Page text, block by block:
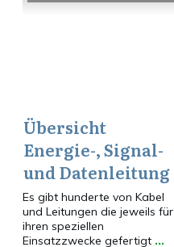
Übersicht
Energie-, Signal-
und Datenleitung
Es gibt hunderte von Kabel
und Leitungen die jeweils für
ihren speziellen
Einsatzzwecke gefertigt ...